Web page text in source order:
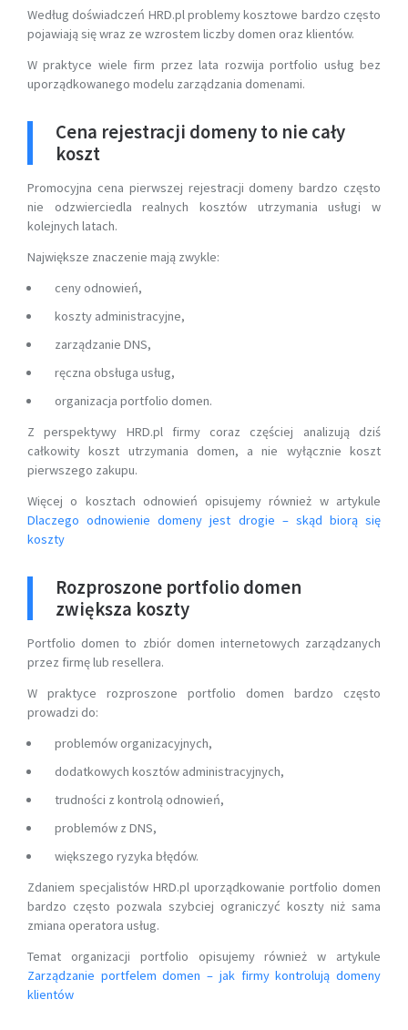
Według doświadczeń HRD.pl problemy kosztowe bardzo często
pojawiają się wraz ze wzrostem liczby domen oraz klientów.
W praktyce wiele firm przez lata rozwija portfolio usług bez
uporządkowanego modelu zarządzania domenami.
Cena rejestracji domeny to nie cały
koszt
Promocyjna cena pierwszej rejestracji domeny bardzo często
nie odzwierciedla realnych kosztów utrzymania usługi w
kolejnych latach.
Największe znaczenie mają zwykle:
ceny odnowień,
koszty administracyjne,
zarządzanie DNS,
ręczna obsługa usług,
organizacja portfolio domen.
Z perspektywy HRD.pl firmy coraz częściej analizują dziś
całkowity koszt utrzymania domen, a nie wyłącznie koszt
pierwszego zakupu.
Więcej o kosztach odnowień opisujemy również w artykule
Dlaczego odnowienie domeny jest drogie – skąd biorą się
koszty
Rozproszone portfolio domen
zwiększa koszty
Portfolio domen to zbiór domen internetowych zarządzanych
przez firmę lub resellera.
W praktyce rozproszone portfolio domen bardzo często
prowadzi do:
problemów organizacyjnych,
dodatkowych kosztów administracyjnych,
trudności z kontrolą odnowień,
problemów z DNS,
większego ryzyka błędów.
Zdaniem specjalistów HRD.pl uporządkowanie portfolio domen
bardzo często pozwala szybciej ograniczyć koszty niż sama
zmiana operatora usług.
Temat organizacji portfolio opisujemy również w artykule
Zarządzanie portfelem domen – jak firmy kontrolują domeny
klientów